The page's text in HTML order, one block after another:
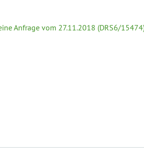
Anfrage vom 27.11.2018 (DRS6/